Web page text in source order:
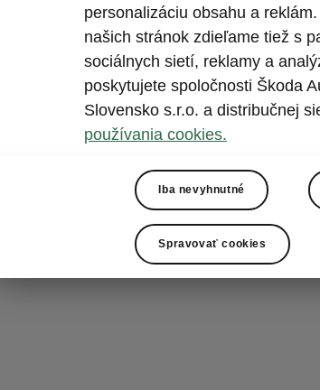
personalizáciu obsahu a
našich stránok zdieľame tiež s
sociálnych sietí, reklamy a
poskytujete spoločnosti Škoda
Slovensko s.r.o. a distribučnej
používania cookies.
Iba nevyhnutné
Spravovať cookies